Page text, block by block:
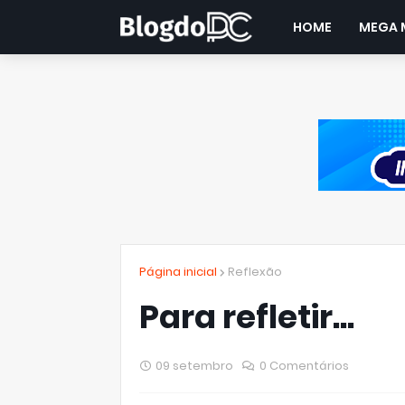
HOME MEGA
Página inicial Reflexão
Para refletir...
09 setembro 0 Comentários